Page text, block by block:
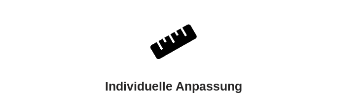
Individuelle Anpassung